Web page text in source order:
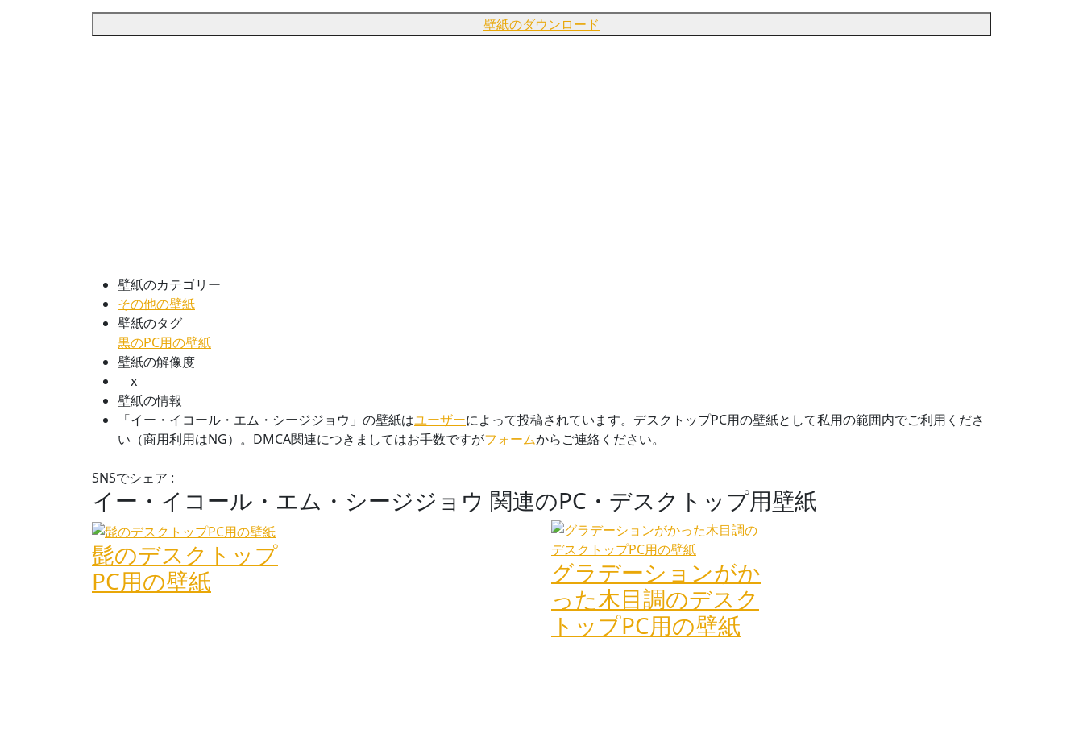
壁紙のダウンロード
壁紙のカテゴリー
その他の壁紙
壁紙のタグ
黒のPC用の壁紙
壁紙の解像度
x
壁紙の情報
「イー・イコール・エム・シージジョウ」の壁紙はユーザーによって投稿されています。デスクトップPC用の壁紙として私用の範囲内でご利用くださ
い（商用利用はNG）。DMCA関連につきましてはお手数ですがフォームからご連絡ください。
SNSでシェア :
イー・イコール・エム・シージジョウ 関連のPC・デスクトップ用壁紙
髭のデスクトップ
PC用の壁紙
グラデーションがか
った木目調のデスク
トップPC用の壁紙